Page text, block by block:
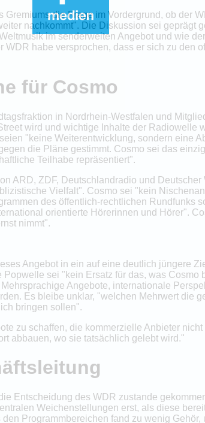
die Frage im Vordergrund, ob der
nachkommt". Die Diskussion sei geprägt
im senderweiten Angebot und wie
habe versprochen, dass er sich zu den
für Cosmo
in Nordrhein-Westfalen und
wird und wichtige Inhalte der Radiowelle
"keine Weiterentwicklung, sondern eine
die Pläne gestimmt. Cosmo sei das
Teilhabe repräsentiert".
ARD, ZDF, Deutschlandradio und
Vielfalt". Cosmo sei "kein
des öffentlich-rechtlichen Rundfunks
orientierte Hörerinnen und Hörer".
nimmt".
Angebot in ein auf eine deutlich jüngere
sei "kein Ersatz für das, was Cosmo
Angebote, internationale
Es bleibe unklar, "welchen Mehrwert die
bringen sollen".
zu schaffen, die kommerzielle Anbieter
abbauen, wo sie tatsächlich gelebt wird."
Entscheidung des WDR zustande
Weichenstellungen erst, als diese
Programmbereichen fand zu wenig